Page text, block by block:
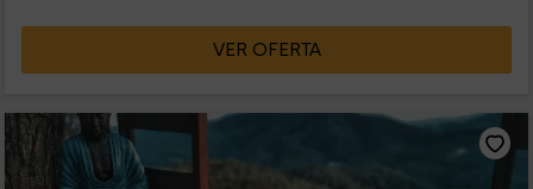
VER OFERTA